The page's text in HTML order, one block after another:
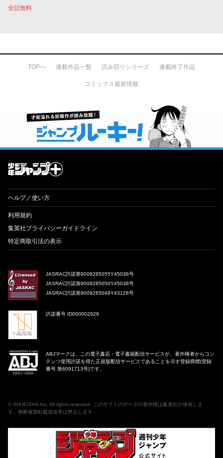
全話無料
TOPへ 連載作品一覧 読み切りシリーズ 連載終了作品
コミックス最新情報
才能溢れる投稿作が読み放題！ ジャンプルーキー！
ヘルプ／使い方
利用規約
集英社プライバシーガイドライン
特定商取引法の表示
JASRAC許諾第9009285055Y45038号
JASRAC許諾第9009285050Y45038号
JASRAC許諾第9009285049Y43128号
許諾番号 ID000002929
ABJマークは、この電子書店・電子書籍配信サービスが、著作権者からコン
テンツ使用許諾を得た正規版配信サービスであることを示す登録商標(登録
番号 第6091713号)です。
© SHUEISHA Inc . All rights reserved. このサイトのデータの著作権は集英社が保有しま
す。無断複製転載放送等は禁止します。